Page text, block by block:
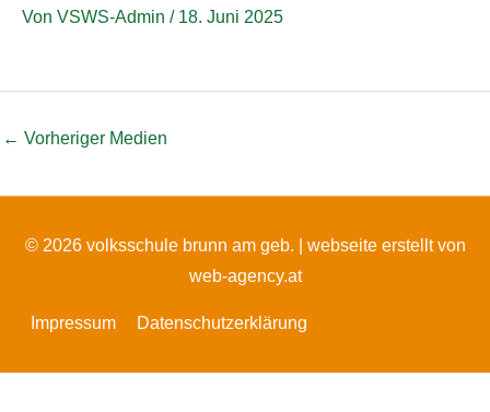
Von VSWS-Admin / 18. Juni 2025
← Vorheriger Medien
© 2026 volksschule brunn am geb. | webseite erstellt von
web-agency.at
Impressum Datenschutzerklärung